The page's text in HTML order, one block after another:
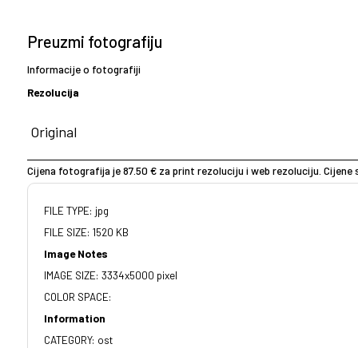
Preuzmi fotografiju
Informacije o fotografiji
Rezolucija
Cijena fotografija je 87.50 € za print rezoluciju i web rezoluciju. Cijene
FILE TYPE: jpg
FILE SIZE: 1520 KB
Image Notes
IMAGE SIZE: 3334x5000 pixel
COLOR SPACE:
Information
CATEGORY: ost